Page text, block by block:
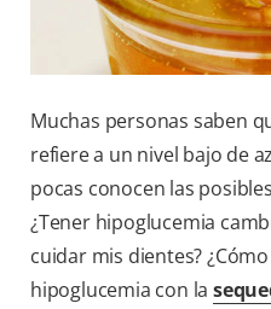
Muchas personas saben
refiere a un nivel bajo de
pocas conocen las
¿Tener hipoglucemia
cuidar mis dientes?
hipoglucemia con la